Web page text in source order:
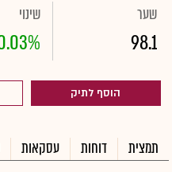
שער
98.1
שינוי
הוסף לתיק
תמצית דוחות עסקאות